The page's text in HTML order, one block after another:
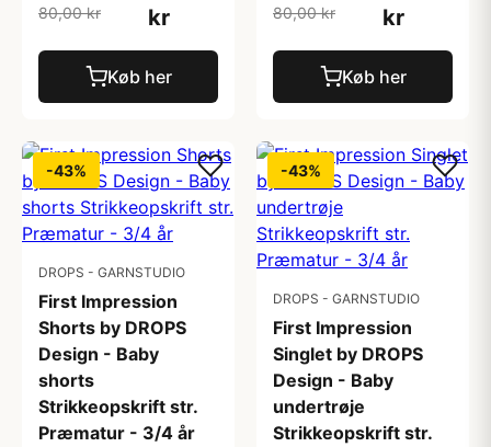
80,00 kr
kr
Køb her
80,00 kr
kr
Køb her
-43%
DROPS - GARNSTUDIO
First Impression
Shorts by DROPS
Design - Baby
shorts
Strikkeopskrift str.
Præmatur - 3/4 år
-43%
DROPS - GARNSTUDIO
First Impression
Singlet by DROPS
Design - Baby
undertrøje
Strikkeopskrift str.